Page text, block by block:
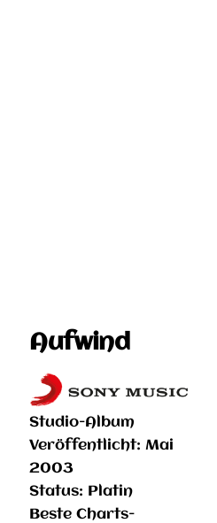
Aufwind
Studio-Album
Veröffentlicht: Mai
2003
Status: Platin
Beste Charts-